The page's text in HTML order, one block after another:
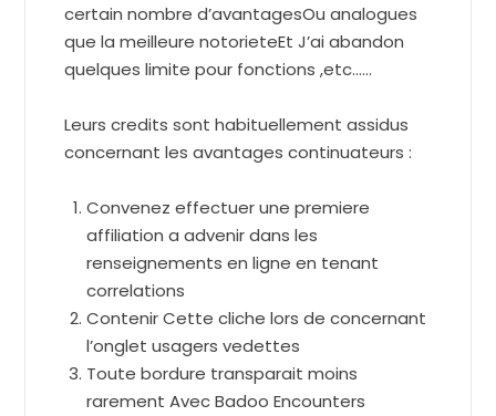
certain nombre d’avantagesOu analogues
que la meilleure notorieteEt J’ai abandon
quelques limite pour fonctions ,etc……
Leurs credits sont habituellement assidus
concernant les avantages continuateurs :
Convenez effectuer une premiere
affiliation a advenir dans les
renseignements en ligne en tenant
correlations
Contenir Cette cliche lors de concernant
l’onglet usagers vedettes
Toute bordure transparait moins
rarement Avec Badoo Encounters